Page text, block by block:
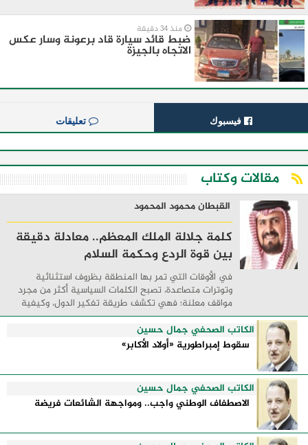
منذ 34 دقيقة
ضبط قائد سيارة قاد برعونة وسار عكس
الاتجاه بالجيزة
فيسبوك تعليقات
مقالات وكتاب
القبطان محمود المحمود
كلمة جلالة الملك المعظم.. معادلة دقيقة
بين قوة الردع وحكمة السلام
في الأوقات التي تمر بها المنطقة بظروف استثنائية
وتوترات متصاعدة، تصبح الكلمات السياسية أكثر من مجرد
مواقف معلنة؛ فهي تكشف طريقة تفكير الدول، وكيفية
إدارتها للأزمات، والحدود التي تفصل بين القوة ...
الكاتب الصحفي جمال حسين
سقوط إمبراطورية «أولاد الأكابر»
الكاتب الصحفي جمال حسين
الاصطفاف الوطني واجب.. ومواجهة الشائعات فريضة